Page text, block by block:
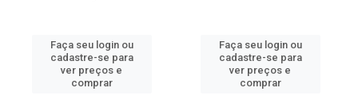
Faça seu login ou
cadastre-se para
ver preços e
comprar
Faça seu login ou
cadastre-se para
ver preços e
comprar